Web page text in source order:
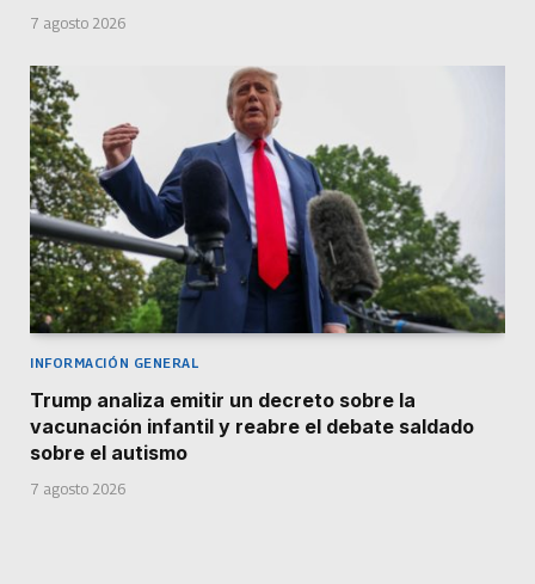
7 agosto 2026
INFORMACIÓN GENERAL
Trump analiza emitir un decreto sobre la
vacunación infantil y reabre el debate saldado
sobre el autismo
7 agosto 2026